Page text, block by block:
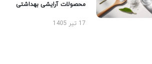
محصولات آرایشی بهداشتی
17 تیر 1405